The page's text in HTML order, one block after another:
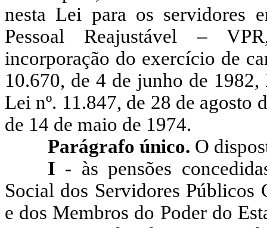
nesta Lei para os servidores
Pessoal Reajustável –
incorporação do exercício de
10.670, de 4 de junho de
Lei nº. 11.847, de 28 de agosto
de 14 de maio de 1974.
Parágrafo único. O
I - às pensões
Social dos Servidores
e dos Membros do Poder do